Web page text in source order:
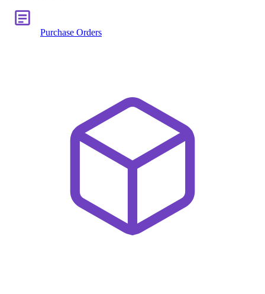
Purchase Orders